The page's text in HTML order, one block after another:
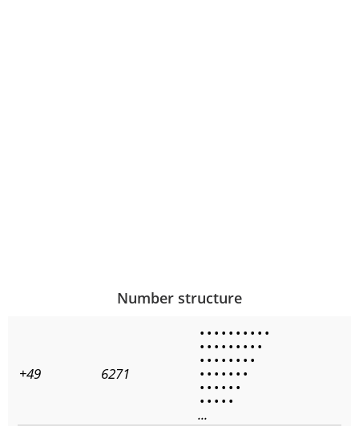
Number structure
+49 6271
• • • • • • • • • •
• • • • • • • • •
• • • • • • • •
• • • • • • •
• • • • • •
• • • • •
...